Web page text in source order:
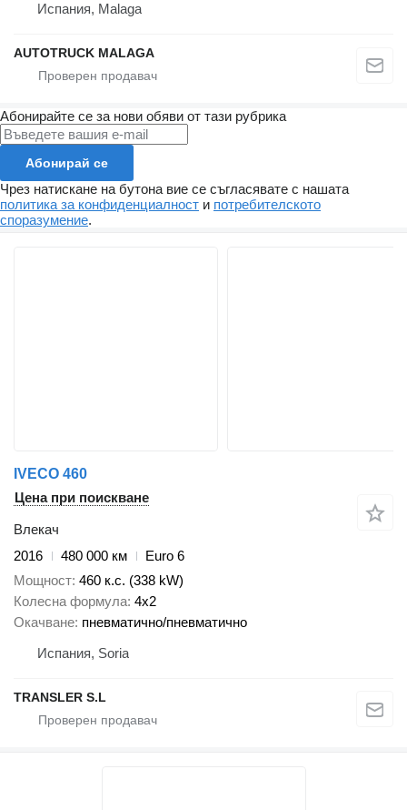
Испания, Malaga
AUTOTRUCK MALAGA
Абонирайте се за нови обяви от тази рубрика
Абонирай се
Чрез натискане на бутона вие се съгласявате с нашата
политика за конфиденциалност и потребителското
споразумение.
IVECO 460
Цена при поискване
Влекач
2016
480 000 км
Euro 6
Мощност 460 к.с. (338 kW)
Колесна формула 4x2
Окачване пневматично/пневматично
Испания, Soria
TRANSLER S.L